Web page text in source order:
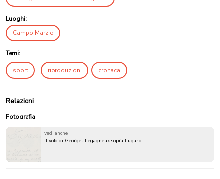
Luoghi:
Campo Marzio
Temi:
sport riproduzioni cronaca
Relazioni
Fotografia
vedi anche
Il volo di Georges Legagneux sopra Lugano